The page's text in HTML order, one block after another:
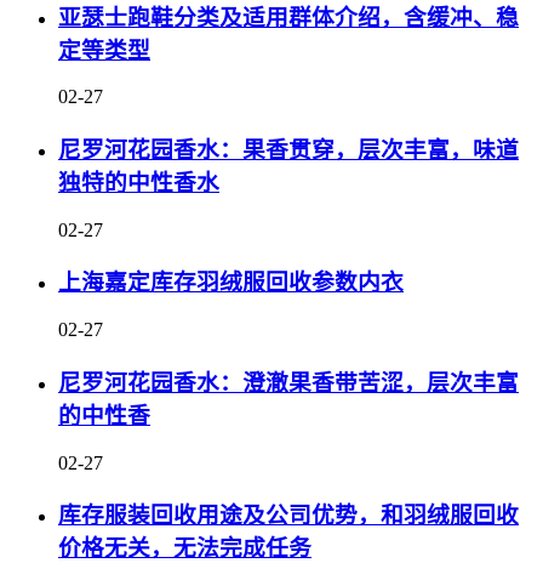
亚瑟士跑鞋分类及适用群体介绍，含缓冲、稳
定等类型
02-27
尼罗河花园香水：果香贯穿，层次丰富，味道
独特的中性香水
02-27
上海嘉定库存羽绒服回收参数内衣
02-27
尼罗河花园香水：澄澈果香带苦涩，层次丰富
的中性香
02-27
库存服装回收用途及公司优势，和羽绒服回收
价格无关，无法完成任务